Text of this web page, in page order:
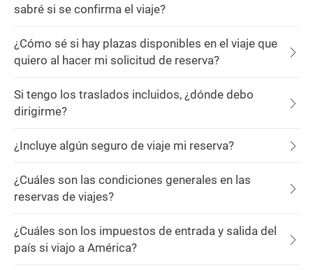
sabré si se confirma el viaje?
¿Cómo sé si hay plazas disponibles en el viaje que
quiero al hacer mi solicitud de reserva?
Si tengo los traslados incluidos, ¿dónde debo
dirigirme?
¿Incluye algún seguro de viaje mi reserva?
¿Cuáles son las condiciones generales en las
reservas de viajes?
¿Cuáles son los impuestos de entrada y salida del
país si viajo a América?